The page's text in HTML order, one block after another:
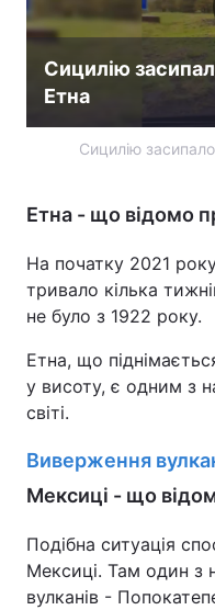
Архів
Контакти
Тема оформлення
Сицилію
Етна
Сицилію
Етна - що відомо
На початку 2021
тривало кілька
не було з 1922 року.
Етна, що
у висоту, є одним з
світі.
Виверження
Мексиці - що
Подібна ситуація
Мексиці. Там один з
вулканів -